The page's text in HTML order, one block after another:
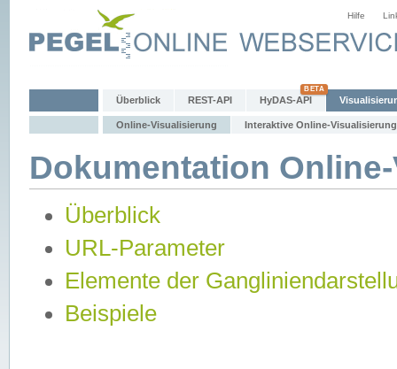
Hilfe
Überblick REST-API HyDAS-API
Online-Visualisierung Interaktive Online-Visualisierung
Dokumentation
Überblick
URL-Parameter
Elemente der
Beispiele